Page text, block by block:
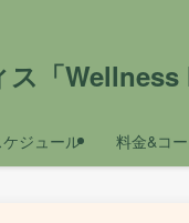
ティス「Wellness Hub
「Wellness
ケジュール 料金&コ